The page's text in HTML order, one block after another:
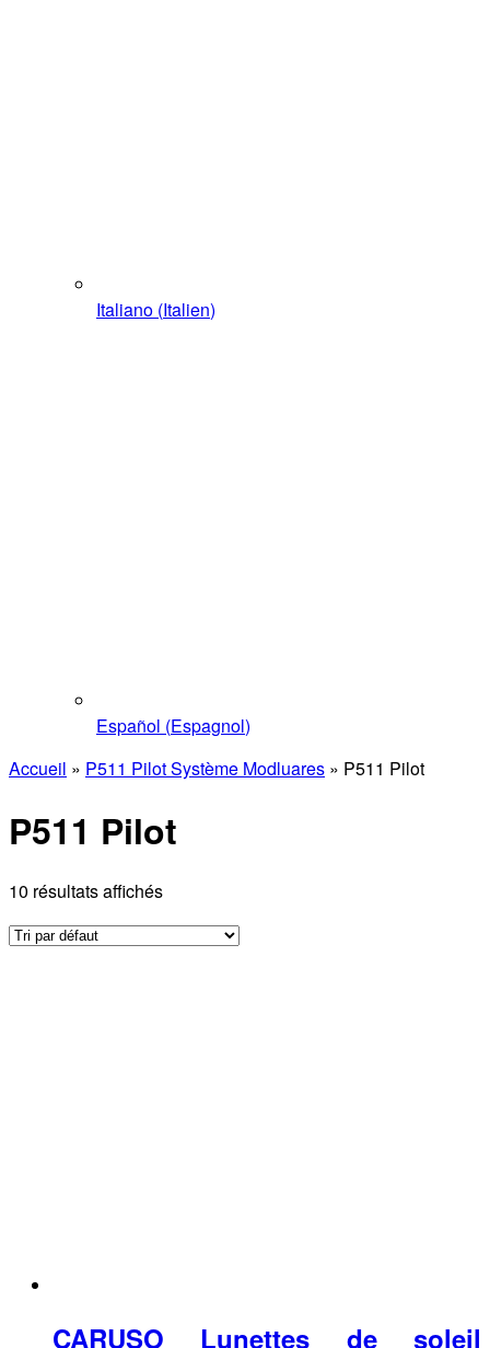
Italiano (Italien)
Español (Espagnol)
Accueil » P511 Pilot Système Modluares » P511 Pilot
P511 Pilot
10 résultats affichés
CARUSO Lunettes de soleil